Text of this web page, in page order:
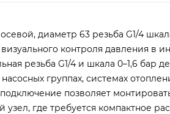
диаметр 63 резьба G1/4
контроля давления в
резьба G1/4 и шкала 0–1,6 бар
группах, системах
позволяет
где требуется компактное